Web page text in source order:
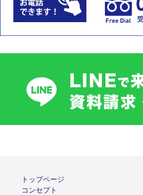
トップページ
コンセプト